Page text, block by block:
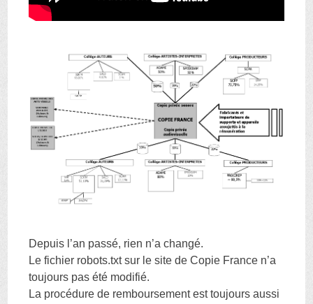
Depuis l’an passé, rien n’a changé.
Le fichier robots.txt sur le site de Copie France n’a
toujours pas été modifié.
La procédure de remboursement est toujours aussi